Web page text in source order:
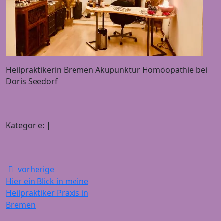
Heilpraktikerin Bremen Akupunktur Homöopathie bei
Doris Seedorf
Kategorie: |
vorherige
Hier ein Blick in meine
Heilpraktiker Praxis in
Bremen